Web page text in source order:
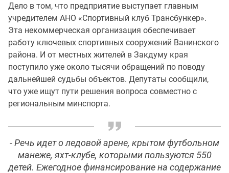
Дело в том, что предприятие выступает главным
учредителем АНО «Спортивный клуб Трансбункер».
Эта некоммерческая организация обеспечивает
работу ключевых спортивных сооружений Ванинского
района. И от местных жителей в Закдуму края
поступило уже около тысячи обращений по поводу
дальнейшей судьбы объектов. Депутаты сообщили,
что уже ищут пути решения вопроса совместно с
региональным минспорта.
- Речь идет о ледовой арене, крытом футбольном
манеже, яхт-клубе, которыми пользуются 550
детей. Ежегодное финансирование на содержание